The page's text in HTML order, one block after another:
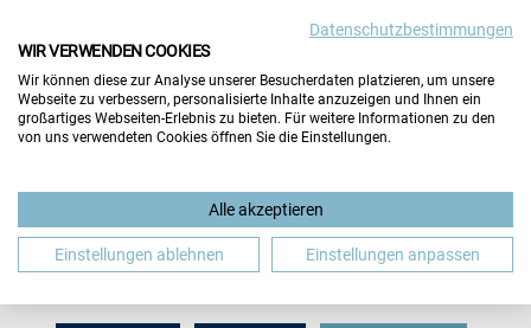
BERUFLICHE ORIENTIERUNG BEWERBUNG
Datenschutzbestimmungen
WIR VERWENDEN COOKIES
Wir können diese zur Analyse unserer Besucherdaten platzieren, um unsere
Webseite zu verbessern, personalisierte Inhalte anzuzeigen und Ihnen ein
großartiges Webseiten-Erlebnis zu bieten. Für weitere Informationen zu den
von uns verwendeten Cookies öffnen Sie die Einstellungen.
Alle akzeptieren
Einstellungen ablehnen Einstellungen anpassen